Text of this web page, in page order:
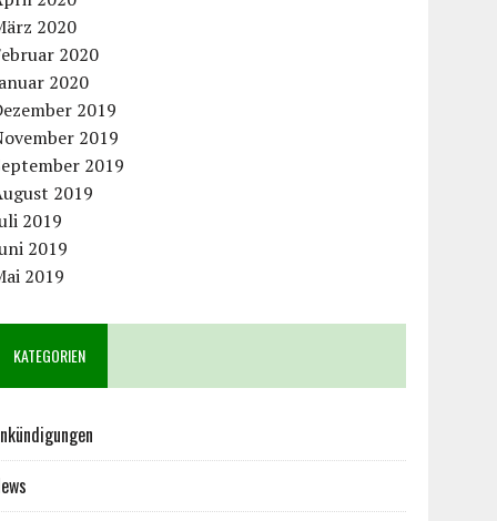
2020
2020
2020
2019
2019
2019
2019
2019
2019
2019
KATEGORIEN